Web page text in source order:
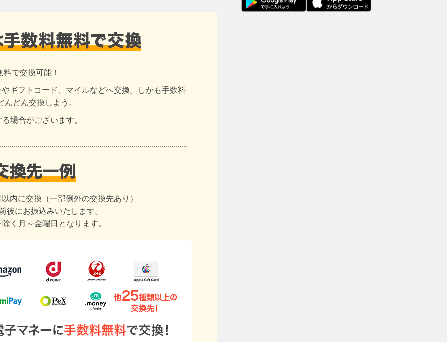
で交換可能！
ギフトコード、マイルなどへ交換。しかも手数料
どん交換しよう。
場合がございます。
内に交換（一部例外の交換先あり）
にお振込みいたします。
く月～金曜日となります。